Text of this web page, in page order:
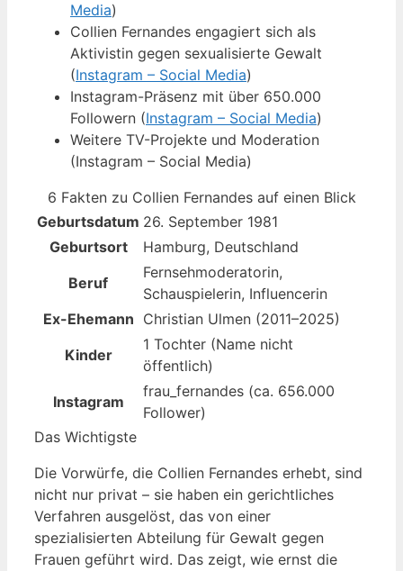
Media)
Collien Fernandes engagiert sich als
Aktivistin gegen sexualisierte Gewalt
(Instagram – Social Media)
Instagram-Präsenz mit über 650.000
Followern (Instagram – Social Media)
Weitere TV-Projekte und Moderation
(Instagram – Social Media)
6 Fakten zu Collien Fernandes auf einen Blick
Geburtsdatum 26. September 1981
Geburtsort
Hamburg, Deutschland
Beruf
Fernsehmoderatorin,
Schauspielerin, Influencerin
Ex-Ehemann Christian Ulmen (2011–2025)
Kinder
1 Tochter (Name nicht
öffentlich)
Instagram
frau_fernandes (ca. 656.000
Follower)
Das Wichtigste
Die Vorwürfe, die Collien Fernandes erhebt, sind
nicht nur privat – sie haben ein gerichtliches
Verfahren ausgelöst, das von einer
spezialisierten Abteilung für Gewalt gegen
Frauen geführt wird. Das zeigt, wie ernst die